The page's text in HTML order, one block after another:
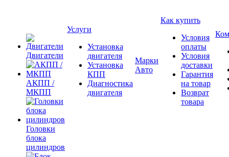
Двигатели
АКПП /
МКПП
Головки
блока
цилиндров
Услуги
Установка
двигателя
Установка
КПП
Диагностика
двигателя
Марки
Авто
Как купить
Условия
оплаты
Условия
доставки
Гарантия
на товар
Возврат
товара